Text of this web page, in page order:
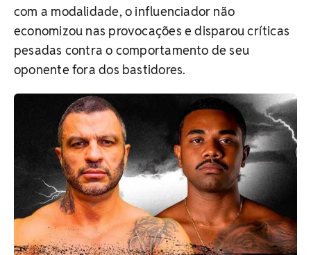
com a modalidade, o influenciador não
economizou nas provocações e disparou críticas
pesadas contra o comportamento de seu
oponente fora dos bastidores.